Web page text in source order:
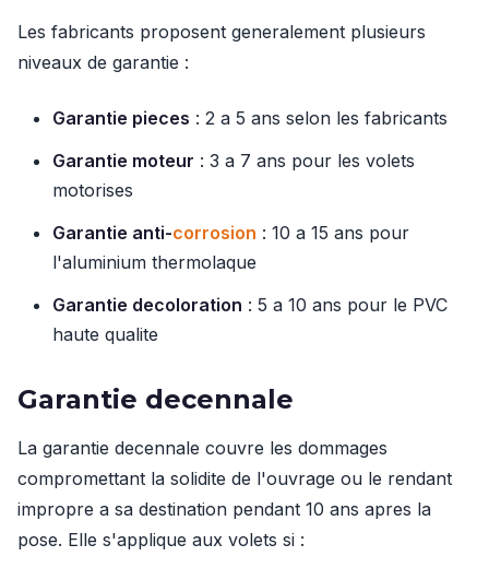
Les fabricants proposent generalement plusieurs
niveaux de garantie :
Garantie pieces : 2 a 5 ans selon les fabricants
Garantie moteur : 3 a 7 ans pour les volets
motorises
Garantie anti-corrosion : 10 a 15 ans pour
l'aluminium thermolaque
Garantie decoloration : 5 a 10 ans pour le PVC
haute qualite
Garantie decennale
La garantie decennale couvre les dommages
compromettant la solidite de l'ouvrage ou le rendant
impropre a sa destination pendant 10 ans apres la
pose. Elle s'applique aux volets si :